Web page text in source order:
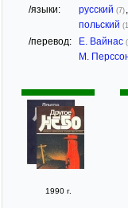
/языки: русский (7) ,
польский
/перевод: Е. Вайнас
М.
1990 г.